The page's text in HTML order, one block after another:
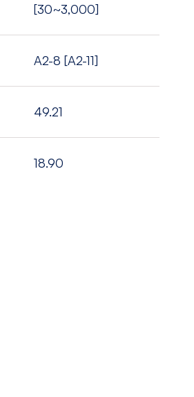
[30~3,000]
A2-8 [A2-11]
49.21
18.90